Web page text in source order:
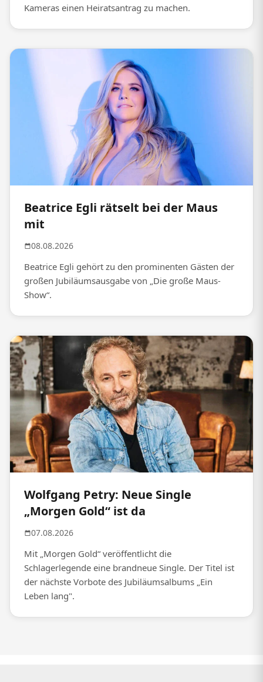
Kameras einen Heiratsantrag zu machen.
Beatrice Egli rätselt bei der Maus
mit
08.08.2026
Beatrice Egli gehört zu den prominenten Gästen der
großen Jubiläumsausgabe von „Die große Maus-
Show“.
Wolfgang Petry: Neue Single
„Morgen Gold“ ist da
07.08.2026
Mit „Morgen Gold“ veröffentlicht die
Schlagerlegende eine brandneue Single. Der Titel ist
der nächste Vorbote des Jubiläumsalbums „Ein
Leben lang".